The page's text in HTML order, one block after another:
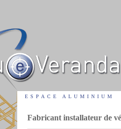
ESPACE ALUMINIUM
Fabricant installateur de